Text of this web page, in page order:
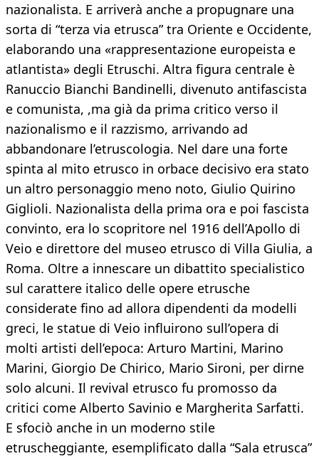
nazionalista. E arriverà anche a propugnare una
sorta di “terza via etrusca” tra Oriente e Occidente,
elaborando una «rappresentazione europeista e
atlantista» degli Etruschi. Altra figura centrale è
Ranuccio Bianchi Bandinelli, divenuto antifascista
e comunista, ,ma già da prima critico verso il
nazionalismo e il razzismo, arrivando ad
abbandonare l’etruscologia. Nel dare una forte
spinta al mito etrusco in orbace decisivo era stato
un altro personaggio meno noto, Giulio Quirino
Giglioli. Nazionalista della prima ora e poi fascista
convinto, era lo scopritore nel 1916 dell’Apollo di
Veio e direttore del museo etrusco di Villa Giulia, a
Roma. Oltre a innescare un dibattito specialistico
sul carattere italico delle opere etrusche
considerate fino ad allora dipendenti da modelli
greci, le statue di Veio influirono sull’opera di
molti artisti dell’epoca: Arturo Martini, Marino
Marini, Giorgio De Chirico, Mario Sironi, per dirne
solo alcuni. Il revival etrusco fu promosso da
critici come Alberto Savinio e Margherita Sarfatti.
E sfociò anche in un moderno stile
etruscheggiante, esemplificato dalla “Sala etrusca”